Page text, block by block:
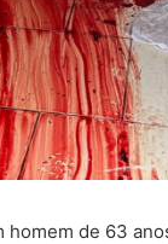
homem de 63